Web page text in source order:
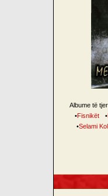
Albume të
•Fisnikët •
•Selami